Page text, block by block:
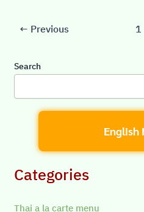
← Previous 1
Search
English
Categories
Thai a la carte menu